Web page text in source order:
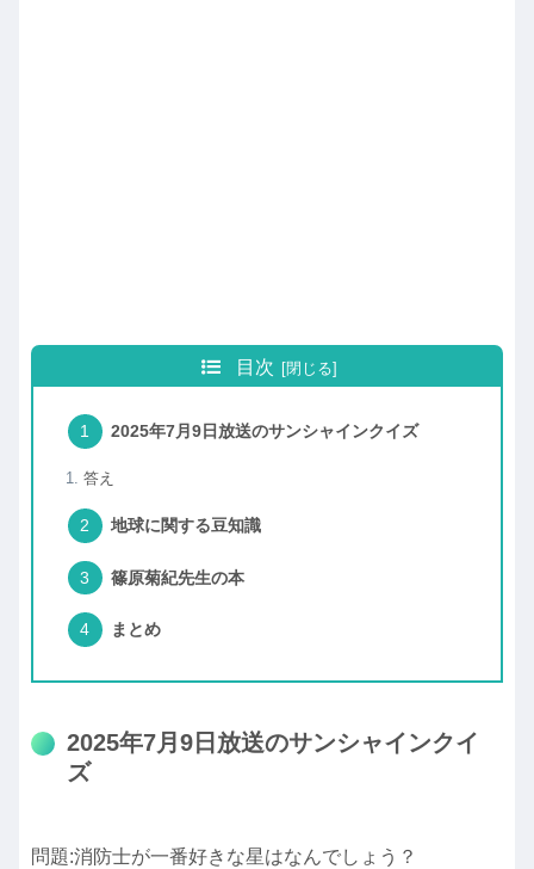
目次
2025年7月9日放送のサンシャインクイズ
答え
地球に関する豆知識
篠原菊紀先生の本
まとめ
2025年7月9日放送のサンシャインクイ
ズ
問題:消防士が一番好きな星はなんでしょう？